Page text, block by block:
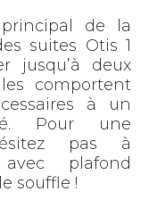
de la
suites Otis 1
jusqu’à deux
comportent
à un
Pour une
pas à
plafond
souffle !